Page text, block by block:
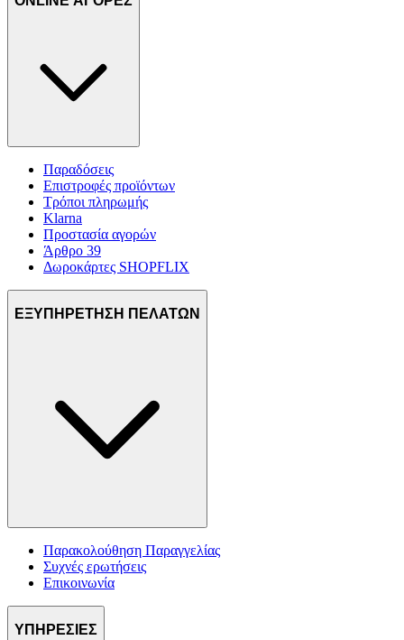
Παραδόσεις
Επιστροφές προϊόντων
Τρόποι πληρωμής
Klarna
Προστασία αγορών
Άρθρο 39
Δωροκάρτες SHOPFLIX
ΕΞΥΠΗΡΕΤΗΣΗ ΠΕΛΑΤΩΝ
Παρακολούθηση Παραγγελίας
Συχνές ερωτήσεις
Επικοινωνία
ΥΠΗΡΕΣΙΕΣ